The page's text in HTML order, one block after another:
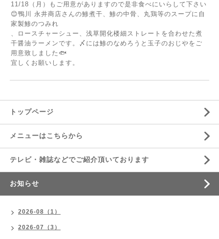
11/18（月）もご用意がありますので是非食べにいらして下さい
😊鴨川 永井商店さんの鯵煮干、鯵の中骨、丸鶏等のスープに自
家製鯵のつみれ‬
‪、ロースチャーシュー、浅草開化楼細ストレートを合わせた煮
干醤油ラーメンです。〆には鯵のなめろうと玉子のおじやをご
用意致しました🐟‬
‪宜しくお願いします。‬
トップページ
メニューはこちらから
テレビ・雑誌などでご紹介頂いております
お知らせ
2026-08（1）
2026-07（3）